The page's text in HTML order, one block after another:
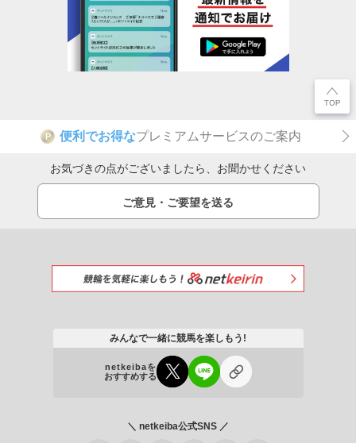
P 便利でお得なプレミアムサービスのご案内
お気づきの点がございましたら、お聞かせください
ご意見・ご要望を送る
みんなで一緒に競馬を楽しもう!
netkeibaを
おすすめする
＼ netkeiba公式SNS ／